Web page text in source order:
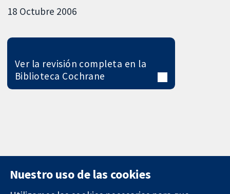
18 Octubre 2006
Ver la revisión completa en la
Biblioteca Cochrane
Nuestro uso de las cookies